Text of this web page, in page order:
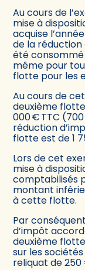
Au cours de
mise à
acquise
de la
été consommé
même pour
flotte pour les
Au cours de
deuxième
000 € TTC
réduction
flotte est de 1
Lors de cet
mise à
comptabilisés
montant
à cette flotte.
Par
d’impôt
deuxième
sur les
reliquat de